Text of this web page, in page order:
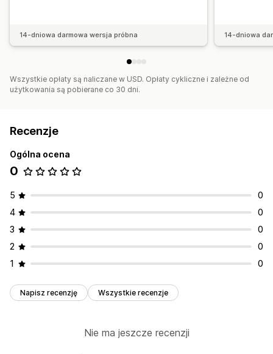
14-dniowa darmowa wersja próbna 14-dniowa
Wszystkie opłaty są naliczane w USD. Opłaty cykliczne i zależne od
użytkowania są pobierane co 30 dni.
Recenzje
Ogólna ocena
0
5
0
4
0
3
0
2
0
1
0
Napisz recenzję Wszystkie recenzje
Nie ma jeszcze recenzji